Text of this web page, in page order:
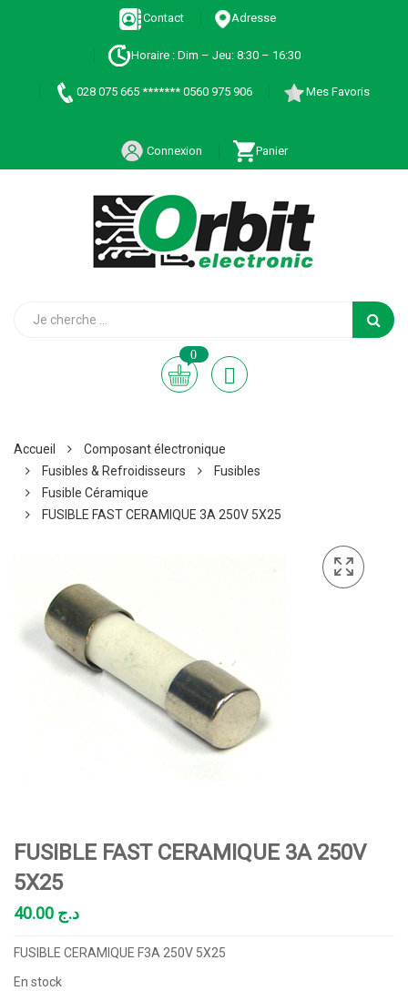
Contact Adresse
Horaire : Dim – Jeu: 8:30 – 16:30
028 075 665 ******* 0560 975 906 Mes Favoris
Connexion Panier
0
Accueil
Composant électronique
Fusibles & Refroidisseurs
Fusibles
Fusible Céramique
FUSIBLE FAST CERAMIQUE 3A 250V 5X25
FUSIBLE FAST CERAMIQUE 3A 250V
5X25
د.ج
FUSIBLE CERAMIQUE F3A 250V 5X25
En stock